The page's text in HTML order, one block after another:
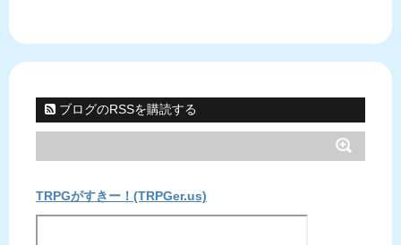
ブログのRSSを購読する
TRPGがすきー！(TRPGer.us)